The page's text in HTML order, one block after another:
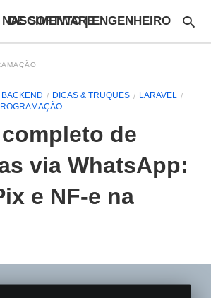
LEONARDO NASCIMENTO | ENGENHEIRO DE SOFTWARE
BACKEND DICAS & TRUQUES
LARAVEL
de
via WhatsApp:
e NF-e na